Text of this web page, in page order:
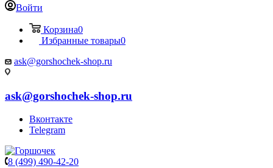
Войти
Корзина0
Избранные товары0
ask@gorshochek-shop.ru
ask@gorshochek-shop.ru
Вконтакте
Telegram
8 (499) 490-42-20